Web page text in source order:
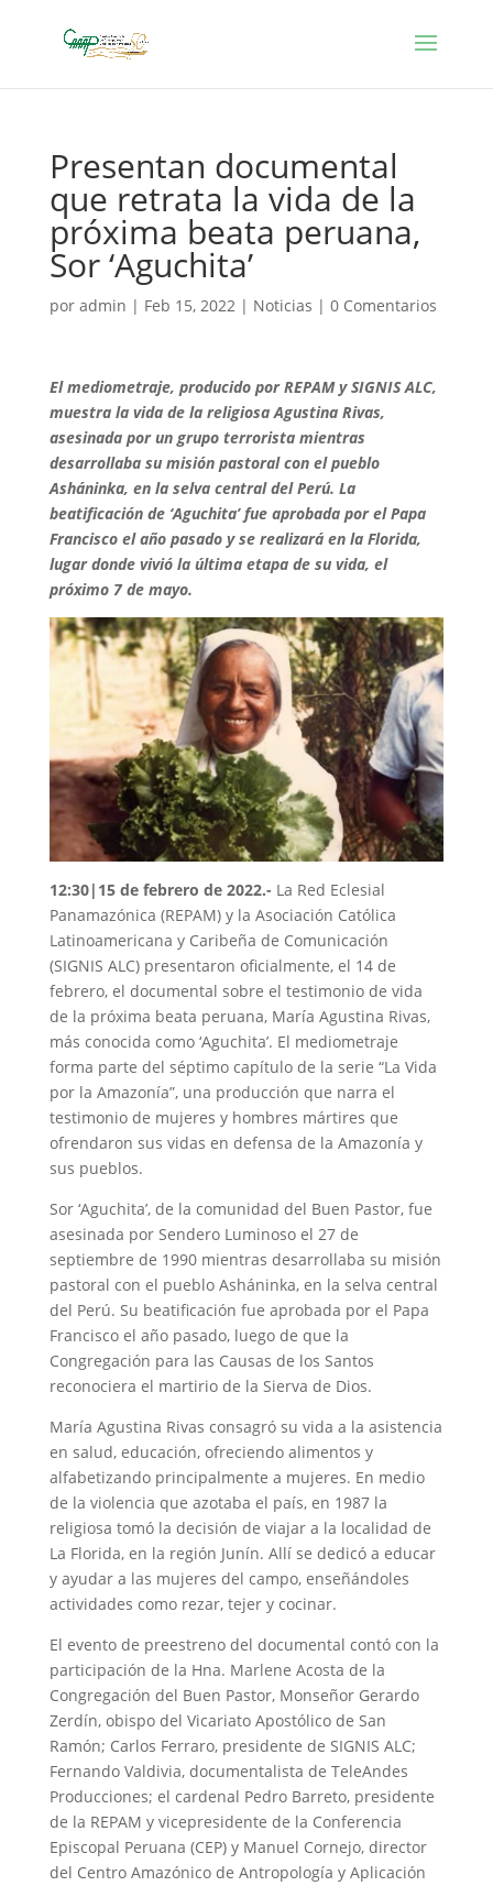
Presentan documental
que retrata la vida de la
próxima beata peruana,
Sor ‘Aguchita’
por admin | Feb 15, 2022| Noticias | 0 Comentarios
El mediometraje, producido por REPAM y SIGNIS ALC,
muestra la vida de la religiosa Agustina Rivas,
asesinada por un grupo terrorista mientras
desarrollaba su misión pastoral con el pueblo
Asháninka, en la selva central del Perú. La
beatificación de ‘Aguchita’ fue aprobada por el Papa
Francisco el año pasado y se realizará en la Florida,
lugar donde vivió la última etapa de su vida, el
próximo 7 de mayo.
12:30|15 de febrero de 2022.- La Red Eclesial
Panamazónica (REPAM) y la Asociación Católica
Latinoamericana y Caribeña de Comunicación
(SIGNIS ALC) presentaron oficialmente, el 14 de
febrero, el documental sobre el testimonio de vida
de la próxima beata peruana, María Agustina Rivas,
más conocida como ‘Aguchita’. El mediometraje
forma parte del séptimo capítulo de la serie “La Vida
por la Amazonía”, una producción que narra el
testimonio de mujeres y hombres mártires que
ofrendaron sus vidas en defensa de la Amazonía y
sus pueblos.
Sor ‘Aguchita’, de la comunidad del Buen Pastor, fue
asesinada por Sendero Luminoso el 27 de
septiembre de 1990 mientras desarrollaba su misión
pastoral con el pueblo Asháninka, en la selva central
del Perú. Su beatificación fue aprobada por el Papa
Francisco el año pasado, luego de que la
Congregación para las Causas de los Santos
reconociera el martirio de la Sierva de Dios.
María Agustina Rivas consagró su vida a la asistencia
en salud, educación, ofreciendo alimentos y
alfabetizando principalmente a mujeres. En medio
de la violencia que azotaba el país, en 1987 la
religiosa tomó la decisión de viajar a la localidad de
La Florida, en la región Junín. Allí se dedicó a educar
y ayudar a las mujeres del campo, enseñándoles
actividades como rezar, tejer y cocinar.
El evento de preestreno del documental contó con la
participación de la Hna. Marlene Acosta de la
Congregación del Buen Pastor, Monseñor Gerardo
Zerdín, obispo del Vicariato Apostólico de San
Ramón; Carlos Ferraro, presidente de SIGNIS ALC;
Fernando Valdivia, documentalista de TeleAndes
Producciones; el cardenal Pedro Barreto, presidente
de la REPAM y vicepresidente de la Conferencia
Episcopal Peruana (CEP) y Manuel Cornejo, director
del Centro Amazónico de Antropología y Aplicación